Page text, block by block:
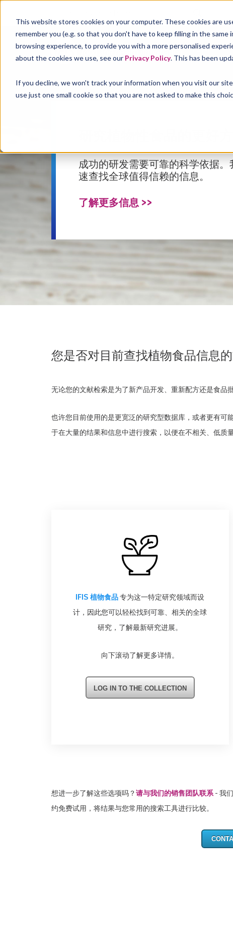
This website stores cookies on your computer. These cookies are
remember you (e.g. so that you don't have to keep filling in the
browsing experience, to provide you with a more personalised
about the cookies we use, see our Privacy Policy. This has been
If you decline, we won't track your information when you visit our
use just one small cookie so that you are not asked to make this
FSTA
成功的研发需要可靠的科学依据
速查找全球值得信赖的信息。
了解更多信息 >>
您是否对目前查找植物食品信息
无论您的文献检索是为了新产品开发、重新配方还是食品
也许您目前使用的是更宽泛的研究型数据库，或者更有
于在大量的结果和信息中进行搜索，以便在不相关、低质
IFIS 植物食品专为这一特定研究领域而设
计，因此您可以轻松找到可靠、相关的全球
研究，了解最新研究进展。
向下滚动了解更多详情。
LOG IN TO THE COLLECTION
想进一步了解这些选项吗？请与我们的销售团队联系- 我
约免费试用，将结果与您常用的搜索工具进行比较。